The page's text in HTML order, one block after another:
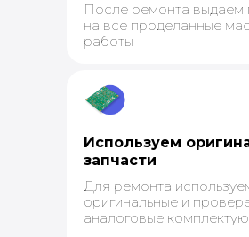
Используем
запчасти
Для ремонта
оригинальные и
аналоговые
После ремонта выдаем
на все проделанные
работы